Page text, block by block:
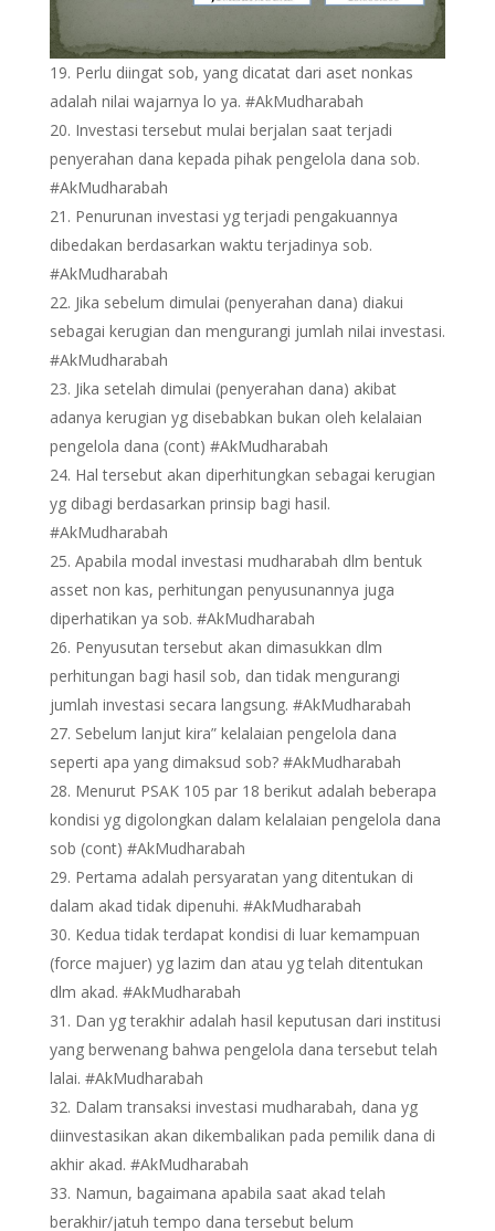
Perlu diingat sob, yang dicatat dari aset nonkas
adalah nilai wajarnya lo ya. #AkMudharabah
Investasi tersebut mulai berjalan saat terjadi
penyerahan dana kepada pihak pengelola dana sob.
#AkMudharabah
Penurunan investasi yg terjadi pengakuannya
dibedakan berdasarkan waktu terjadinya sob.
#AkMudharabah
Jika sebelum dimulai (penyerahan dana) diakui
sebagai kerugian dan mengurangi jumlah nilai investasi.
#AkMudharabah
Jika setelah dimulai (penyerahan dana) akibat
adanya kerugian yg disebabkan bukan oleh kelalaian
pengelola dana (cont) #AkMudharabah
Hal tersebut akan diperhitungkan sebagai kerugian
yg dibagi berdasarkan prinsip bagi hasil.
#AkMudharabah
Apabila modal investasi mudharabah dlm bentuk
asset non kas, perhitungan penyusunannya juga
diperhatikan ya sob. #AkMudharabah
Penyusutan tersebut akan dimasukkan dlm
perhitungan bagi hasil sob, dan tidak mengurangi
jumlah investasi secara langsung. #AkMudharabah
Sebelum lanjut kira” kelalaian pengelola dana
seperti apa yang dimaksud sob? #AkMudharabah
Menurut PSAK 105 par 18 berikut adalah beberapa
kondisi yg digolongkan dalam kelalaian pengelola dana
sob (cont) #AkMudharabah
Pertama adalah persyaratan yang ditentukan di
dalam akad tidak dipenuhi. #AkMudharabah
Kedua tidak terdapat kondisi di luar kemampuan
(force majuer) yg lazim dan atau yg telah ditentukan
dlm akad. #AkMudharabah
Dan yg terakhir adalah hasil keputusan dari institusi
yang berwenang bahwa pengelola dana tersebut telah
lalai. #AkMudharabah
Dalam transaksi investasi mudharabah, dana yg
diinvestasikan akan dikembalikan pada pemilik dana di
akhir akad. #AkMudharabah
Namun, bagaimana apabila saat akad telah
berakhir/jatuh tempo dana tersebut belum